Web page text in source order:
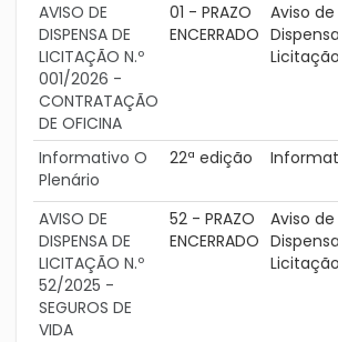
AVISO DE
DISPENSA DE
LICITAÇÃO N.º
001/2026 -
CONTRATAÇÃO
DE OFICINA
01 - PRAZO
ENCERRADO
Aviso de
Licitação
Informativo O
Plenário
22ª edição
AVISO DE
DISPENSA DE
LICITAÇÃO N.º
52/2025 -
SEGUROS DE
VIDA
52 - PRAZO
ENCERRADO
Aviso de
Licitação